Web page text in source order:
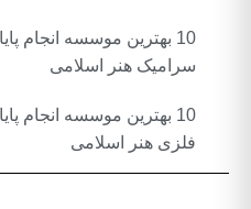
10 بهترین موسسه انجام
سرامیک هنر اسلامی
10 بهترین موسسه انجام
فلزی هنر اسلامی